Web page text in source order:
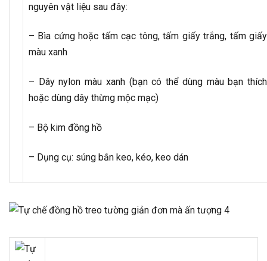
nguyên vật liệu sau đây:
– Bìa cứng hoặc tấm cạc tông, tấm giấy trắng, tấm giấy
màu xanh
– Dây nylon màu xanh (bạn có thể dùng màu bạn thích
hoặc dùng dây thừng mộc mạc)
– Bộ kim đồng hồ
– Dụng cụ: súng bắn keo, kéo, keo dán